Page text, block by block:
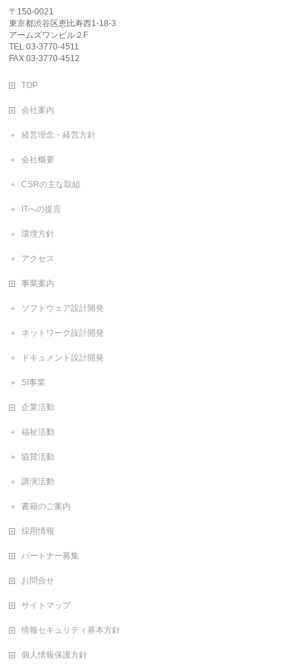
〒150-0021
東京都渋谷区恵比寿西1-18-3
アームズワンビル２F
TEL:03-3770-4511
FAX:03-3770-4512
TOP
会社案内
経営理念・経営方針
会社概要
CSRの主な取組
ITへの提言
環境方針
アクセス
事業案内
ソフトウェア設計開発
ネットワーク設計開発
ドキュメント設計開発
SI事業
企業活動
福祉活動
協賛活動
講演活動
書籍のご案内
採用情報
パートナー募集
お問合せ
サイトマップ
情報セキュリティ基本方針
個人情報保護方針